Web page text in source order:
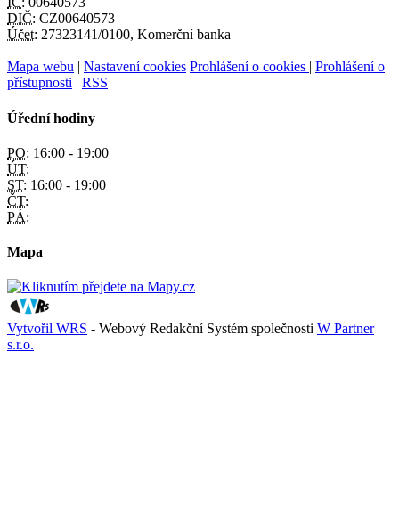
DIČ: CZ00640573
Účet: 27323141/0100, Komerční banka
Mapa webu | Nastavení cookies Prohlášení o cookies | Prohlášení o
přístupnosti | RSS
Úřední hodiny
PO: 16:00 - 19:00
ÚT:
ST: 16:00 - 19:00
ČT:
PÁ:
Mapa
Vytvořil WRS - Webový Redakční Systém společnosti W Partner
s.r.o.